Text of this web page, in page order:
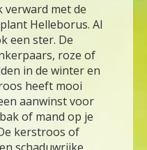
verward met de
Helleborus. Al
een ster. De
roze of
in de winter en
heeft mooi
aanwinst voor
of mand op je
kerstroos of